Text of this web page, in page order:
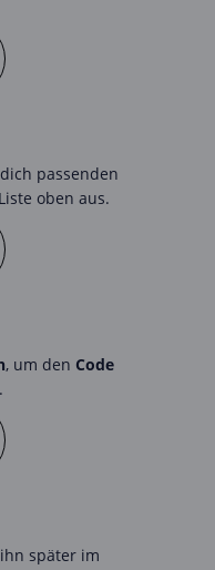
passenden
oben aus.
, um den Code
später im